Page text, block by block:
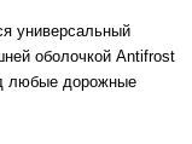
универсальный
оболочкой Antifrost
любые дорожные